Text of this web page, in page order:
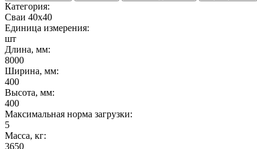
Категория:
Сваи 40х40
Единица измерения:
шт
Длина, мм:
8000
Ширина, мм:
400
Высота, мм:
400
Максимальная норма загрузки:
5
Масса, кг:
3650